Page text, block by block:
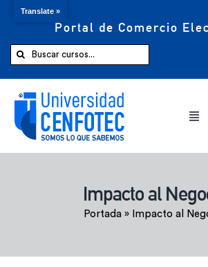
Portal de Comercio
Buscar:
Comprar ahora
Impacto al
Portada » Impacto al
Translate »